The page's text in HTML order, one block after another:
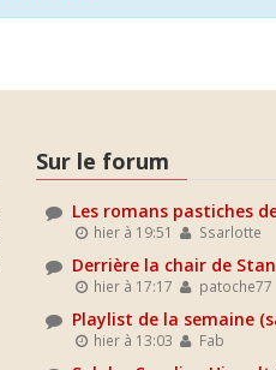
Sur le forum
Les romans pastiches
hier à 19:51 Ssarlotte
Derrière la chair de
hier à 17:17 patoche77
Playlist de la semaine
hier à 13:03 Fab